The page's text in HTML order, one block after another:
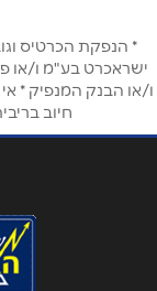
* הנפקת הכרטיס
ישראכרט בע"מ ו/או
ו/או הבנק המנפיק *
חיוב